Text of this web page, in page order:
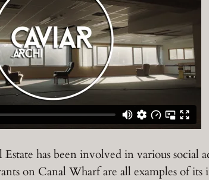
Estate has been involved in various
on Canal Wharf are all examples of